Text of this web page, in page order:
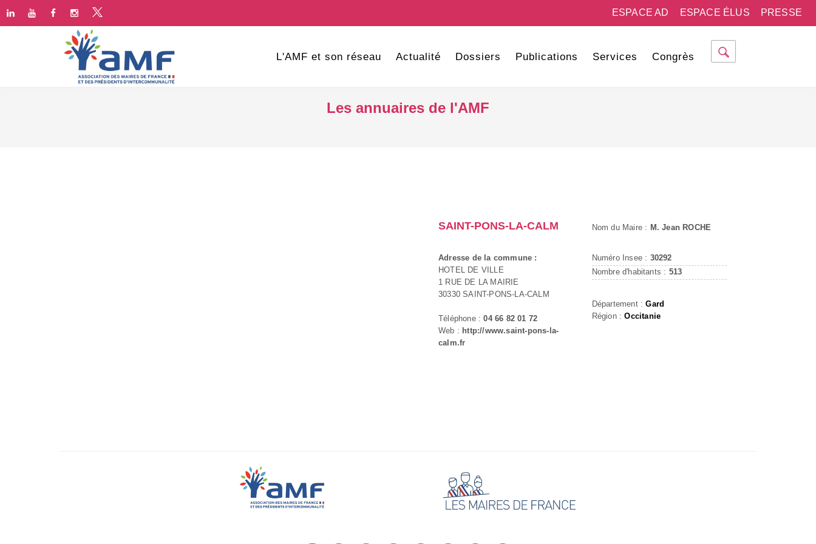
PRESSE
ESPACE ÉLUS
ESPACE AD
L'AMF et son réseau Actualité Dossiers Publications Services Congrès
Les annuaires de l'AMF
SAINT-PONS-LA-CALM
Adresse de la commune :
HOTEL DE VILLE
1 RUE DE LA MAIRIE
30330 SAINT-PONS-LA-CALM
Téléphone :04 66 82 01 72
Web : http://www.saint-pons-la-
calm.fr
Nom du Maire : M. Jean ROCHE
Numéro Insee : 30292
Nombre d'habitants : 513
Département :Gard
Région :Occitanie